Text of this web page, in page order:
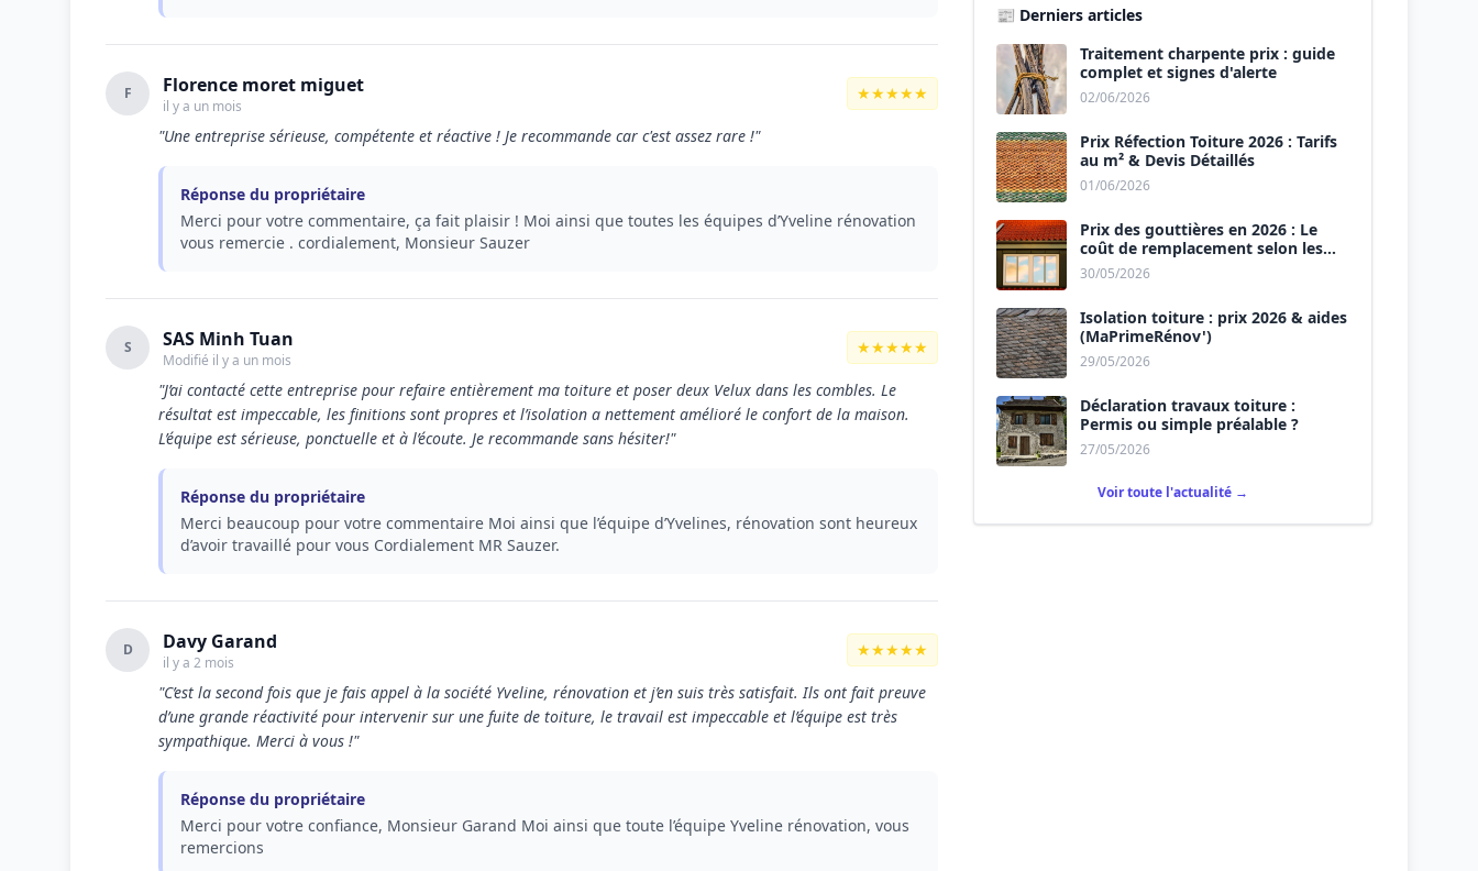
F Florence moret miguet
il y a un mois
★★★★★
"Une entreprise sérieuse, compétente et réactive ! Je recommande car c'est assez rare !"
Réponse du propriétaire
Merci pour votre commentaire, ça fait plaisir ! Moi ainsi que toutes les équipes d’Yveline rénovation
vous remercie . cordialement, Monsieur Sauzer
S SAS Minh Tuan
Modifié il y a un mois
★★★★★
"J’ai contacté cette entreprise pour refaire entièrement ma toiture et poser deux Velux dans les combles. Le
résultat est impeccable, les finitions sont propres et l’isolation a nettement amélioré le confort de la maison.
L’équipe est sérieuse, ponctuelle et à l’écoute. Je recommande sans hésiter!"
Réponse du propriétaire
Merci beaucoup pour votre commentaire Moi ainsi que l’équipe d’Yvelines, rénovation sont heureux
d’avoir travaillé pour vous Cordialement MR Sauzer.
D Davy Garand
il y a 2 mois
★★★★★
"C’est la second fois que je fais appel à la société Yveline, rénovation et j’en suis très satisfait. Ils ont fait preuve
d’une grande réactivité pour intervenir sur une fuite de toiture, le travail est impeccable et l’équipe est très
sympathique. Merci à vous !"
Réponse du propriétaire
Merci pour votre confiance, Monsieur Garand Moi ainsi que toute l’équipe Yveline rénovation, vous
remercions
📰 Derniers articles
Traitement charpente prix : guide
complet et signes d'alerte
02/06/2026
Prix Réfection Toiture 2026 : Tarifs
au m² & Devis Détaillés
01/06/2026
Prix des gouttières en 2026 : Le
coût de remplacement selon les
matériaux
30/05/2026
Isolation toiture : prix 2026 & aides
(MaPrimeRénov')
29/05/2026
Déclaration travaux toiture :
Permis ou simple préalable ?
27/05/2026
Voir toute l'actualité →